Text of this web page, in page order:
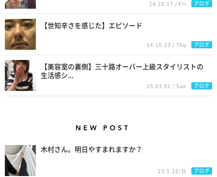
14.10.17 / Fri ブログ
【世知辛さを感じた】エピソード
14.10.23 / Thu ブログ
【美容室の裏側】三十路オーバー上級スタイリストの
生活感シ...
15.03.01 / Sun ブログ
木村さん。明日やすまれますか？
23.5.28/日 ブログ